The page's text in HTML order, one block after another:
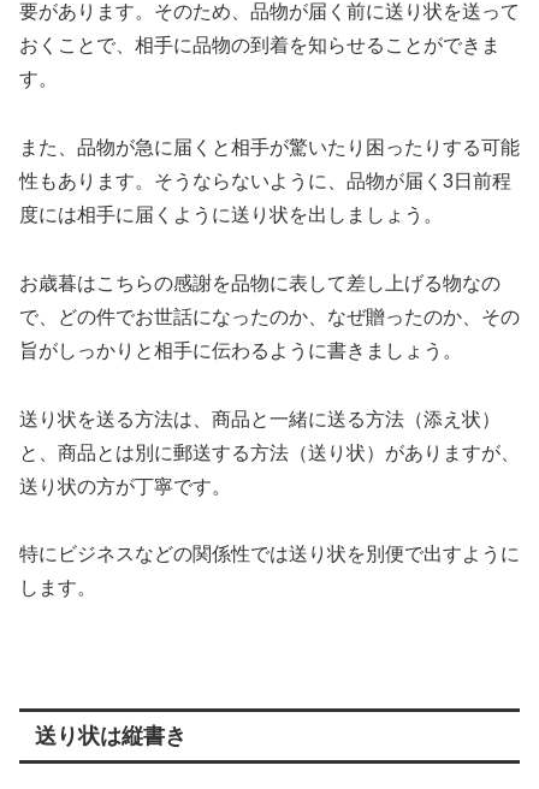
要があります。そのため、品物が届く前に送り状を送って
おくことで、相手に品物の到着を知らせることができま
す。
また、品物が急に届くと相手が驚いたり困ったりする可能
性もあります。そうならないように、品物が届く3日前程
度には相手に届くように送り状を出しましょう。
お歳暮はこちらの感謝を品物に表して差し上げる物なの
で、どの件でお世話になったのか、なぜ贈ったのか、その
旨がしっかりと相手に伝わるように書きましょう。
送り状を送る方法は、商品と一緒に送る方法（添え状）
と、商品とは別に郵送する方法（送り状）がありますが、
送り状の方が丁寧です。
特にビジネスなどの関係性では送り状を別便で出すように
します。
送り状は縦書き